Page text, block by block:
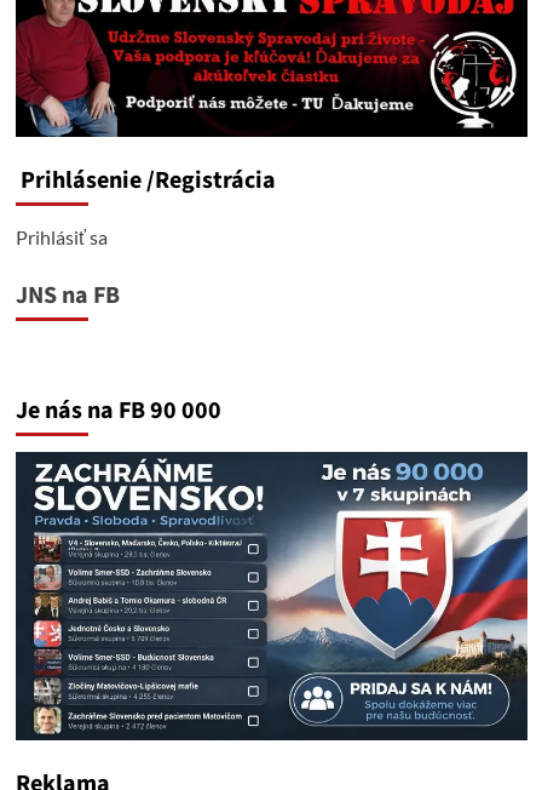
Prihlásenie/Registrácia
Prihlásiť sa
JNS na FB
Je nás na FB 90 000